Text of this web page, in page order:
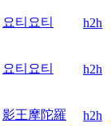
요티요티 h2h
요티요티 h2h
影王摩陀羅 h2h